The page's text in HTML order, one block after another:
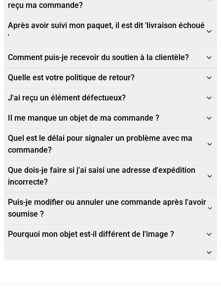
reçu ma commande?
Après avoir suivi mon paquet, il est dit 'livraison échoué
'
Comment puis-je recevoir du soutien à la clientèle?
Quelle est votre politique de retour?
J'ai reçu un élément défectueux?
Il me manque un objet de ma commande ?
Quel est le délai pour signaler un problème avec ma
commande?
Que dois-je faire si j'ai saisi une adresse d'expédition
incorrecte?
Puis-je modifier ou annuler une commande après l'avoir
soumise ?
Pourquoi mon objet est-il différent de l'image ?